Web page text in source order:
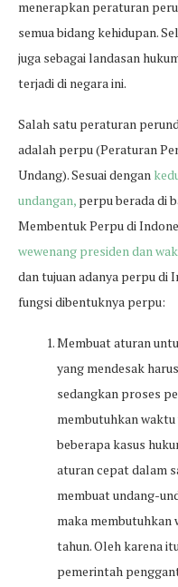
menerapkan peraturan
semua bidang kehidupan.
juga sebagai landasan
terjadi di negara ini.
Salah satu peraturan
adalah perpu (Peraturan
Undang). Sesuai dengan
undangan, perpu berada di
Membentuk Perpu di
wewenang presiden dan
dan tujuan adanya perpu di
fungsi dibentuknya perpu:
Membuat aturan
yang mendesak
sedangkan proses
membutuhkan
beberapa kasus
aturan cepat dalam
membuat undang-
maka membutuhkan
tahun. Oleh karena
pemerintah